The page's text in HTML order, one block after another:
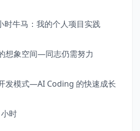
时牛马：我的个人项目实践
想象空间—同志仍需努力
发模式—AI Coding 的快速成长
时